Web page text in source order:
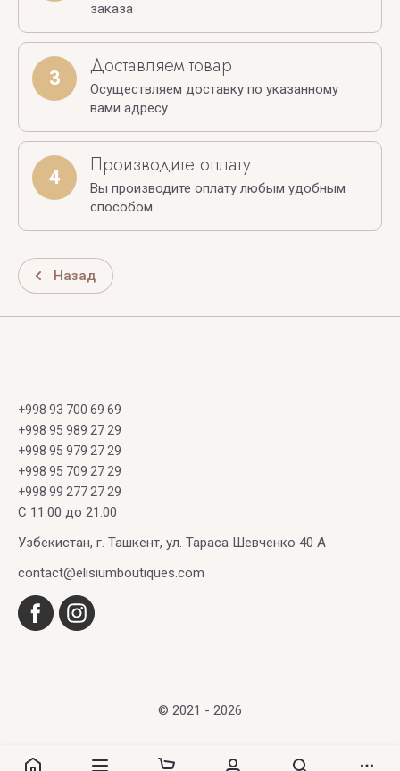
заказа
3 Доставляем товар
Осуществляем доставку по указанному
вами адресу
4 Производите оплату
Вы производите оплату любым удобным
способом
Назад
+998 93 700 69 69
+998 95 989 27 29
+998 95 979 27 29
+998 95 709 27 29
+998 99 277 27 29
C 11:00 до 21:00
Узбекистан, г. Ташкент, ул. Тараса Шевченко 40 А
contact@elisiumboutiques.com
© 2021 - 2026